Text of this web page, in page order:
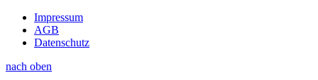
Impressum
AGB
Datenschutz
nach oben